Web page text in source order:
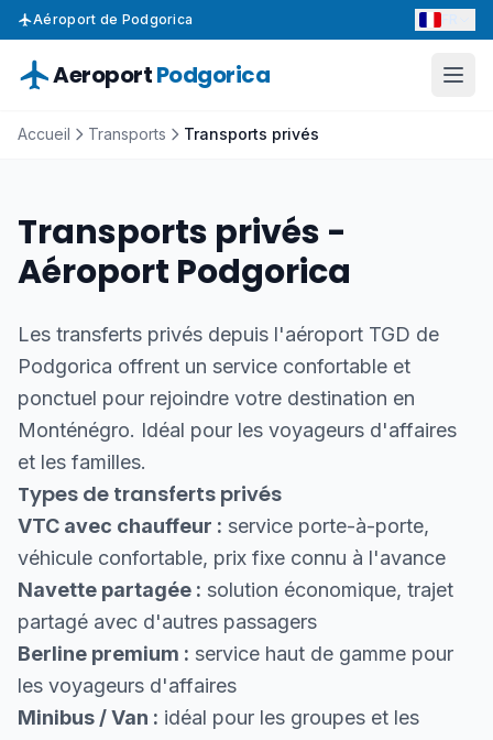
Aéroport de Podgorica
AeroportPodgorica
Accueil Transports Transports privés
Transports privés -
Aéroport Podgorica
Les transferts privés depuis l'aéroport TGD de
Podgorica offrent un service confortable et
ponctuel pour rejoindre votre destination en
Monténégro. Idéal pour les voyageurs d'affaires
et les familles.
Types de transferts privés
VTC avec chauffeur : service porte-à-porte,
véhicule confortable, prix fixe connu à l'avance
Navette partagée : solution économique, trajet
partagé avec d'autres passagers
Berline premium : service haut de gamme pour
les voyageurs d'affaires
Minibus / Van : idéal pour les groupes et les